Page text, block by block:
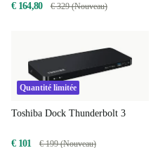
€ 164,80
€ 329 (Nouveau)
Quantité limitée
Toshiba Dock Thunderbolt 3
€ 101 € 199 (Nouveau)